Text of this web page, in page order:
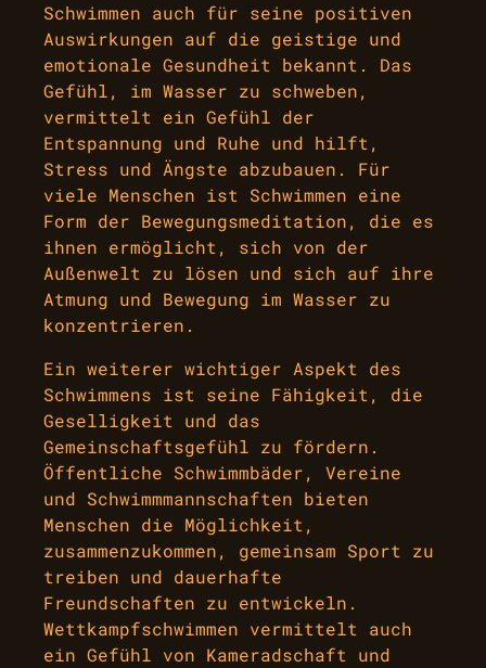
Schwimmen auch für seine positiven
Auswirkungen auf die geistige und
emotionale Gesundheit bekannt. Das
Gefühl, im Wasser zu schweben,
vermittelt ein Gefühl der
Entspannung und Ruhe und hilft,
Stress und Ängste abzubauen. Für
viele Menschen ist Schwimmen eine
Form der Bewegungsmeditation, die es
ihnen ermöglicht, sich von der
Außenwelt zu lösen und sich auf ihre
Atmung und Bewegung im Wasser zu
konzentrieren.
Ein weiterer wichtiger Aspekt des
Schwimmens ist seine Fähigkeit, die
Geselligkeit und das
Gemeinschaftsgefühl zu fördern.
Öffentliche Schwimmbäder, Vereine
und Schwimmmannschaften bieten
Menschen die Möglichkeit,
zusammenzukommen, gemeinsam Sport zu
treiben und dauerhafte
Freundschaften zu entwickeln.
Wettkampfschwimmen vermittelt auch
ein Gefühl von Kameradschaft und